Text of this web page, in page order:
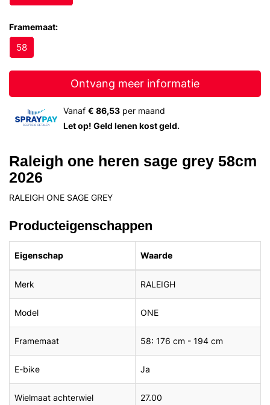
Framemaat:
58
Ontvang meer informatie
Vanaf € 86,53 per maand
Let op! Geld lenen kost geld.
Raleigh one heren sage grey 58cm
2026
RALEIGH ONE SAGE GREY
Producteigenschappen
Eigenschap Waarde
Merk RALEIGH
Model ONE
Framemaat 58: 176 cm - 194 cm
E-bike Ja
Wielmaat achterwiel 27.00